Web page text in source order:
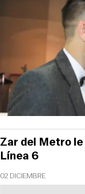
02 DICIEMBRE
Zar del Metro
Línea 6